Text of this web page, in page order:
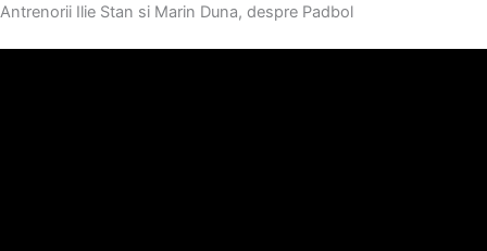
Antrenorii Ilie Stan si Marin Duna, despre Padbol